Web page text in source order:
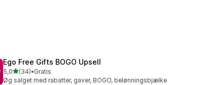
Ego Free Gifts BOGO Upsell
5,0ud af 5 stjerner
(34)
34 anmeldelser i alt
•Gratis
Øg salget med rabatter, gaver, BOGO, belønningsbjælke